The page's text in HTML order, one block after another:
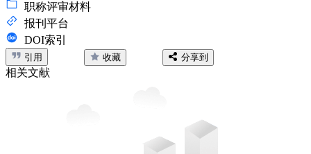
职称评审材料
报刊平台
DOI索引
引用 收藏 分享到
相关文献